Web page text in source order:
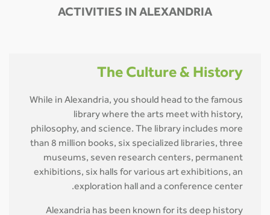
ACTIVITIES IN ALEXANDRIA
The Culture & History
While in Alexandria, you should head to the famous
library where the arts meet with history,
philosophy, and science. The library includes more
than 8 million books, six specialized libraries, three
museums, seven research centers, permanent
exhibitions, six halls for various art exhibitions, an
exploration hall and a conference center.
Alexandria has been known for its deep history